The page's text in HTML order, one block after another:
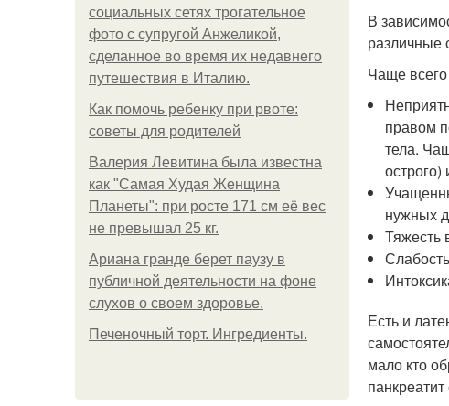
социальных сетях трогательное
фото с супругой Анжеликой,
сделанное во время их недавнего
путешествия в Италию.
Как помочь ребенку при рвоте:
советы для родителей
Валерия Левитина была известна
как "Самая Худая Женщина
Планеты": при росте 171 см её вес
не превышал 25 кг.
Ариана гранде берет паузу в
публичной деятельности на фоне
слухов о своем здоровье.
Печеночный торт. Ингредиенты.
В
различные
Чаще
правом
тела.
острого)
нужных
Тяжесть
Есть и
мало кто